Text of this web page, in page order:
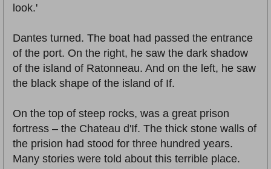
look.'
Dantes turned. The boat had passed the entrance
of the port. On the right, he saw the dark shadow
of the island of Ratonneau. And on the left, he saw
the black shape of the island of If.
On the top of steep rocks, was a great prison
fortress – the Chateau d'If. The thick stone walls of
the prision had stood for three hundred years.
Many stories were told about this terrible place.